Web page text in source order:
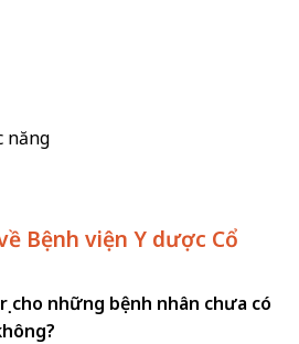
năng
Bệnh viện Y dược Cổ
cho những bệnh nhân chưa có